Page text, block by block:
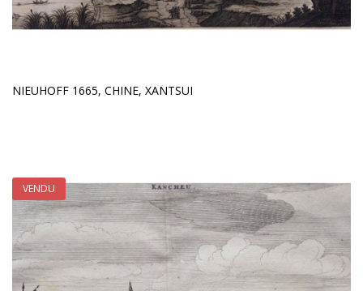
NIEUHOFF 1665, CHINE, XANTSUI
VENDU